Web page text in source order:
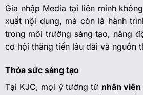
Gia nhập Media tại liên minh
xuất nội dung, mà còn là hành
trong môi trường sáng tạo, năng
cơ hội thăng tiến lâu dài và nguồn
Thỏa sức sáng tạo
Tại KJC, mọi ý tưởng từ nhân viên